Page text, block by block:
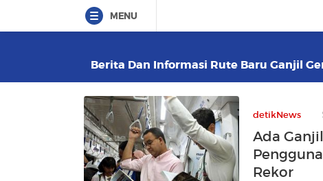
MENU
Berita Dan Informasi Rute Baru Ganjil
detikNews
Ada
Rekor